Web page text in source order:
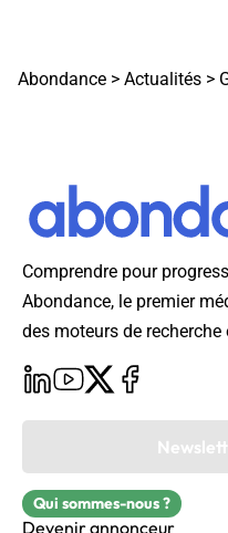
Abondance > Actualités >
Comprendre pour
Abondance, le premier
des moteurs de recherche
Qui sommes-nous ?
Devenir annonceur